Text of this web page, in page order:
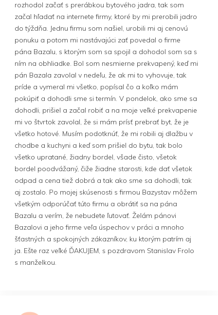
rozhodol začať s prerábkou bytového jadra, tak som
začal hľadať na internete firmy, ktoré by mi prerobili jadro
do týždňa. Jednu firmu som našiel, urobili mi aj cenovú
ponuku a potom mi nastávajúci zať povedal o firme
pána Bazalu, s ktorým som sa spojil a dohodol som sa s
ním na obhliadke. Bol som nesmierne prekvapený, keď mi
pán Bazala zavolal v nedeľu, že ak mi to vyhovuje, tak
príde a vymeral mi všetko, popísal čo a koľko mám
pokúpiť a dohodli sme si termín. V pondelok, ako sme sa
dohodli, prišiel a začal robiť a na moje veľké prekvapenie
mi vo štvrtok zavolal, že si mám prísť prebrať byt, že je
všetko hotové. Musím podotknúť, že mi robili aj dlažbu v
chodbe a kuchyni a keď som prišiel do bytu, tak bolo
všetko upratané, žiadny bordel, všade čisto, všetok
bordel poodvážaný, čiže žiadne starosti, kde dať všetok
odpad a cena tiež dobrá a tak ako sme sa dohodli, tak
aj zostalo. Po mojej skúsenosti s firmou Bazystav môžem
všetkým odporúčať túto firmu a obrátiť sa na pána
Bazalu a verím, že nebudete ľutovať. Želám pánovi
Bazalovi a jeho firme veľa úspechov v práci a mnoho
šťastných a spokojných zákazníkov, ku ktorým patrím aj
ja. Ešte raz veľké ĎAKUJEM, s pozdravom Stanislav Frolo
s manželkou.